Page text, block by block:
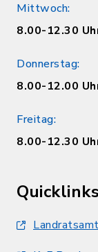
Mittwoch:
8.00-12.30
Donnerstag:
8.00-12.00
Freitag:
8.00-12.30
Quicklinks